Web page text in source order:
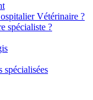
Vétérinaire ?
spécialiste ?
spécialisées